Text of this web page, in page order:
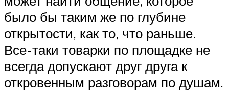
было бы таким же по глубине
открытости, как то, что раньше.
Все-таки товарки по площадке не
всегда допускают друг друга к
откровенным разговорам по душам.